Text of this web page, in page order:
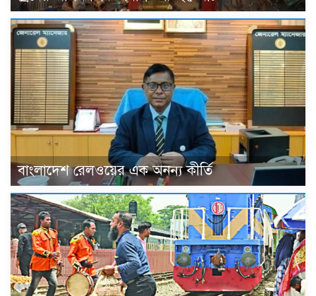
বাংলাদেশ রেলওয়ের এক অনন্য কীর্তি